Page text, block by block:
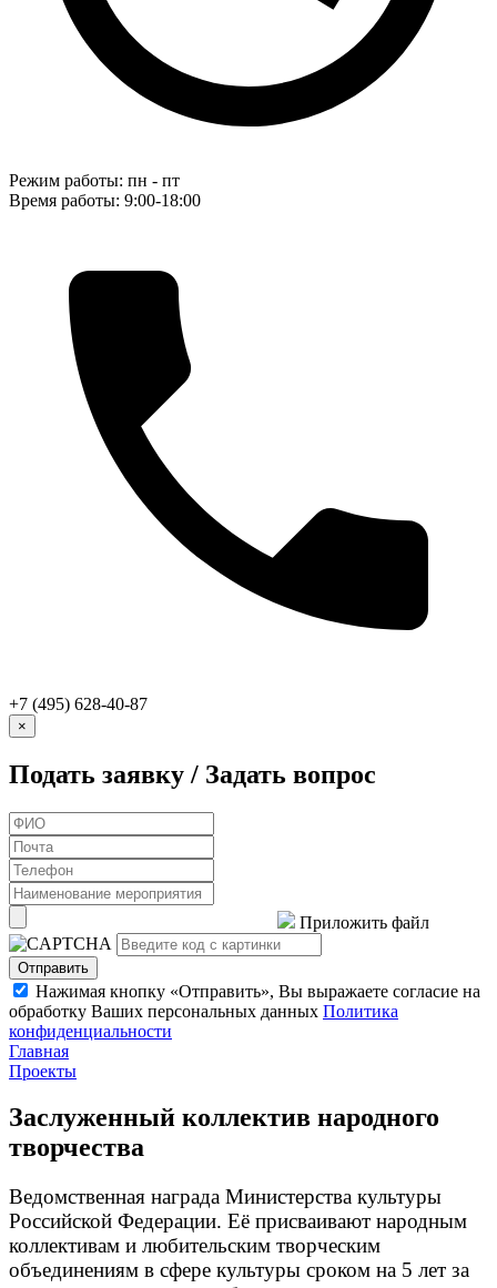
Режим работы: пн - пт
Время работы: 9:00-18:00
+7 (495) 628-40-87
×
Подать заявку / Задать вопрос
Приложить файл
Отправить
Нажимая кнопку «Отправить», Вы выражаете согласие на
обработку Ваших персональных данных Политика
конфиденциальности
Главная
Проекты
Заслуженный коллектив народного
творчества
Ведомственная награда Министерства культуры
Российской Федерации. Её присваивают народным
коллективам и любительским творческим
объединениям в сфере культуры сроком на 5 лет за